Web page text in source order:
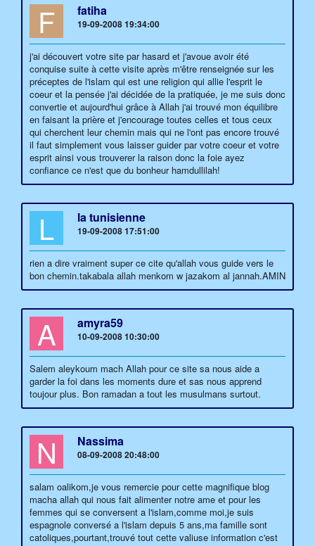
F fatiha
19-09-2008 19:34:00
j'ai découvert votre site par hasard et j'avoue avoir été
conquise suite à cette visite après m'être renseignée sur les
préceptes de l'islam qui est une religion qui allie l'esprit le
coeur et la pensée j'ai décidée de la pratiquée, je me suis donc
convertie et aujourd'hui grâce à Allah j'ai trouvé mon équilibre
en faisant la prière et j'encourage toutes celles et tous ceux
qui cherchent leur chemin mais qui ne l'ont pas encore trouvé
il faut simplement vous laisser guider par votre coeur et votre
esprit ainsi vous trouverer la raison donc la foie ayez
confiance ce n'est que du bonheur hamdullilah!
L la tunisienne
19-09-2008 17:51:00
rien a dire vraiment super ce cite qu'allah vous guide vers le
bon chemin.takabala allah menkom w jazakom al jannah.AMIN
A amyra59
10-09-2008 10:30:00
Salem aleykoum mach Allah pour ce site sa nous aide a
garder la foi dans les moments dure et sas nous apprend
toujour plus. Bon ramadan a tout les musulmans surtout.
N Nassima
08-09-2008 20:48:00
salam oalikom,je vous remercie pour cette magnifique blog
macha allah qui nous fait alimenter notre ame et pour les
femmes qui se conversent a l'islam,comme moi,je suis
espagnole conversé a l'islam depuis 5 ans,ma famille sont
catoliques,pourtant,trouvé tout cette valiuse information c'est